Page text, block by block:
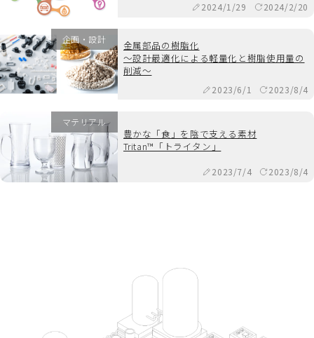
2024/1/29 2024/2/20
企画・設計
金属部品の樹脂化
～設計最適化による軽量化と樹脂使用量の
削減～
2023/6/1 2023/8/4
マテリアル
豊かな「食」を陰で支える素材
Tritan™「トライタン」
2023/7/4 2023/8/4